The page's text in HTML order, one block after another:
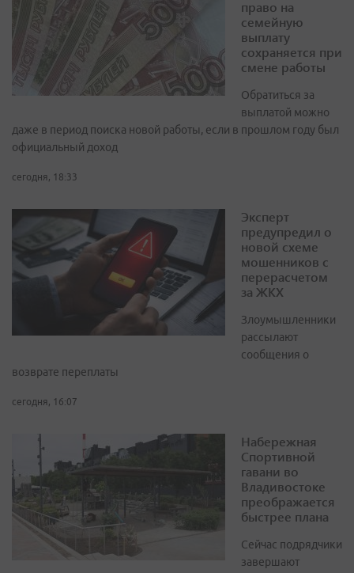
право на
семейную
выплату
сохраняется при
смене работы
Обратиться за
выплатой можно
даже в период поиска новой работы, если в прошлом году был
официальный доход
сегодня, 18:33
Эксперт
предупредил о
новой схеме
мошенников с
перерасчетом
за ЖКХ
Злоумышленники
рассылают
сообщения о
возврате переплаты
сегодня, 16:07
Набережная
Спортивной
гавани во
Владивостоке
преображается
быстрее плана
Сейчас подрядчики
завершают